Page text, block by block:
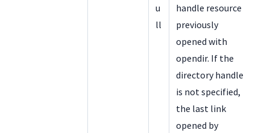
u
ll
handle resource
previously
opened with
opendir. If the
directory handle
is not specified,
the last link
opened by